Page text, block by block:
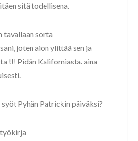
sitä todellisena.
tavallaan sorta
joten aion ylittää sen ja
!!! Pidän Kaliforniasta. aina
Pyhän Patrickin päiväksi?
työkirja